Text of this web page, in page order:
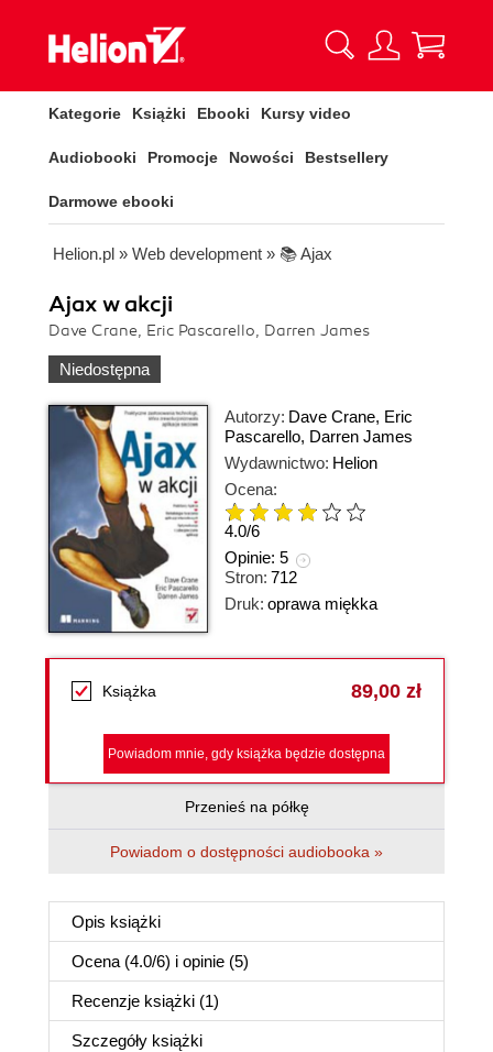
Kategorie Książki Ebooki Kursy video
Audiobooki Promocje Nowości Bestsellery
Darmowe ebooki
Helion.pl » Web development » 📚 Ajax
Ajax w akcji
Dave Crane, Eric Pascarello, Darren James
Niedostępna
Autorzy: Dave Crane, Eric
Pascarello, Darren James
Wydawnictwo: Helion
Ocena:
4.0/6
Opinie: 5
Stron: 712
Druk: oprawa miękka
Książka 89,00 zł
Powiadom mnie, gdy książka będzie dostępna
Przenieś na półkę
Powiadom o dostępności audiobooka »
Opis książki
Ocena (4.0/6) i opinie (5)
Recenzje książki (1)
Szczegóły książki